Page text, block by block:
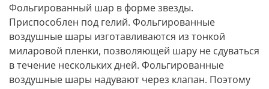
Фольгированный шар в форме звезды.
Приспособлен под гелий. Фольгированные
воздушные шары изготавливаются из тонкой
миларовой пленки, позволяющей шару не сдуваться
в течение нескольких дней. Фольгированные
воздушные шары надувают через клапан. Поэтому